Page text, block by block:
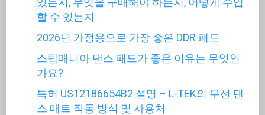
할 수 있는지
2026년 가정용으로 가장 좋은 DDR 패드
스텝매니아 댄스 패드가 좋은 이유는 무엇인
가요?
특허 US12186654B2 설명 – L-TEK의 무선 댄
스 매트 작동 방식 및 사용처